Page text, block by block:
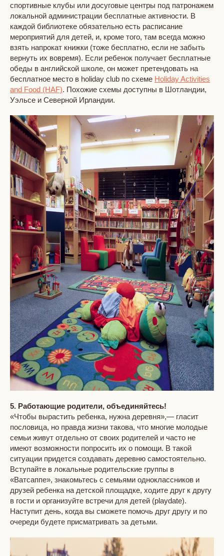
спортивные клубы или досуговые центры под патронажем
локальной администрации бесплатные активности. В
каждой библиотеке обязательно есть расписание
мероприятий для детей, и, кроме того, там всегда можно
взять напрокат книжки (тоже бесплатно, если не забыть
вернуть их вовремя). Если ребенок получает бесплатные
обеды в английской школе, он может претендовать на
бесплатное место в holiday club по схеме Holiday Activities
and Food (HAF). Похожие схемы доступны в Шотландии,
Уэльсе и Северной Ирландии.
5. Работающие родители, объединяйтесь!
«Чтобы вырастить ребенка, нужна деревня»,— гласит
пословица, но правда жизни такова, что многие молодые
семьи живут отдельно от своих родителей и часто не
имеют возможности попросить их о помощи. В такой
ситуации придется создавать деревню самостоятельно.
Вступайте в локальные родительские группы в
«Ватсаппе», знакомьтесь с семьями одноклассников и
друзей ребенка на детской площадке, ходите друг к другу
в гости и организуйте встречи для детей (playdate).
Наступит день, когда вы сможете помочь друг другу и по
очереди будете присматривать за детьми.